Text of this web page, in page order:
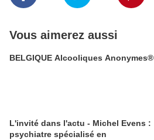
Vous aimerez aussi
BELGIQUE Alcooliques Anonymes®
L'invité dans l'actu - Michel Evens :
psychiatre spécialisé en